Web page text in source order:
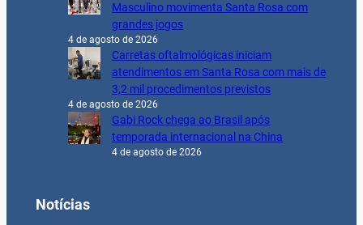
Masculino movimenta Santa Rosa com
grandes jogos
4 de agosto de 2026
Carretas oftalmológicas iniciam
atendimentos em Santa Rosa com mais de
3,2 mil procedimentos previstos
4 de agosto de 2026
Gabi Rock chega ao Brasil após
temporada internacional na China
4 de agosto de 2026
Notícias